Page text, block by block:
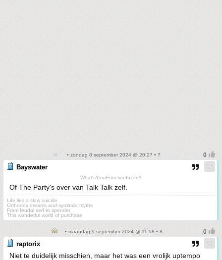
• zondag 8 september 2024 @ 20:27 • 7
Bayswater
What'sYourFunctionInLife?
Of The Party's over van Talk Talk zelf.
Life lies a slow suicide
Orthodox dreams and symbolic myths
From feudal serf to spender
This wonderful world of purchase
• maandag 9 september 2024 @ 11:58 • 8
raptorix
Niet te duidelijk misschien, maar het was een vrolijk uptempo